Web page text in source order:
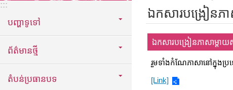
:::
បញ្ហាទូទៅ
ព័ត៌មានថ្មី
តំបន់ប្រធានបទ
ឯកសារបង្រៀនភ
ឯកសារបង្រៀនភាសាម្តា
រួមទាំងកំណែភាសានៅក្នុងប្
[Link]